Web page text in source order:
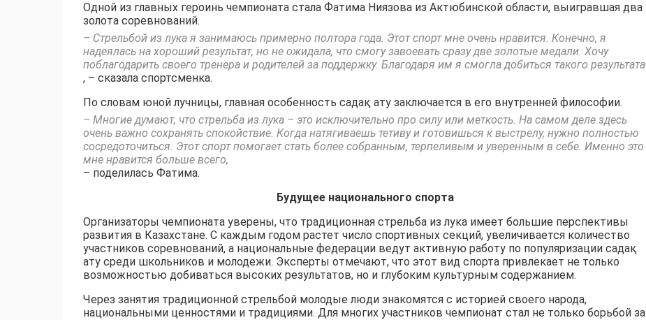
Одной из главных героинь чемпионата стала Фатима Ниязова из Актюбинской области, выигравшая два
золота соревнований.
– Стрельбой из лука я занимаюсь примерно полтора года. Этот спорт мне очень нравится. Конечно, я
надеялась на хороший результат, но не ожидала, что смогу завоевать сразу две золотые медали. Хочу
поблагодарить своего тренера и родителей за поддержку. Благодаря им я смогла добиться такого результата
, – сказала спортсменка.
По словам юной лучницы, главная особенность садақ ату заключается в его внутренней философии.
– Многие думают, что стрельба из лука – это исключительно про силу или меткость. На самом деле здесь
очень важно сохранять спокойствие. Когда натягиваешь тетиву и готовишься к выстрелу, нужно полностью
сосредоточиться. Этот спорт помогает стать более собранным, терпеливым и уверенным в себе. Именно это
мне нравится больше всего,
– поделилась Фатима.
Будущее национального спорта
Организаторы чемпионата уверены, что традиционная стрельба из лука имеет большие перспективы
развития в Казахстане. С каждым годом растет число спортивных секций, увеличивается количество
участников соревнований, а национальные федерации ведут активную работу по популяризации садақ
ату среди школьников и молодежи. Эксперты отмечают, что этот вид спорта привлекает не только
возможностью добиваться высоких результатов, но и глубоким культурным содержанием.
Через занятия традиционной стрельбой молодые люди знакомятся с историей своего народа,
национальными ценностями и традициями. Для многих участников чемпионат стал не только борьбой за